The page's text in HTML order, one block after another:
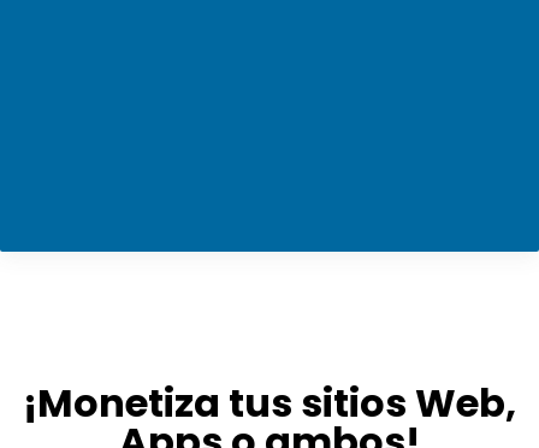
¡Monetiza tus sitios Web,